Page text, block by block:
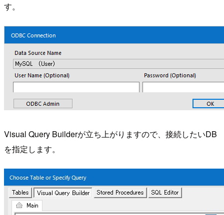
す。
Visual Query Builderが立ち上がりますので、接続したいDB
を指定します。